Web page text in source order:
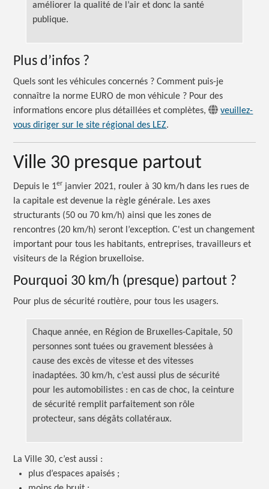
améliorer la qualité de l’air et donc la santé
publique.
Plus d’infos ?
Quels sont les véhicules concernés ? Comment puis-je
connaître la norme EURO de monvéhicule ? Pour des
informations encore plus détaillées et complètes,
veuillez-
vous diriger sur le site régional des LEZ.
Ville 30 presque partout
Depuis le 1er janvier 2021, rouler à 30 km/h dans les rues de
la capitale est devenue la règle générale. Les axes
structurants (50 ou 70 km/h) ainsi que les zones de
rencontres (20 km/h) seront l’exception. C'est un changement
important pour tous les habitants, entreprises, travailleurs et
visiteurs de la Région bruxelloise.
Pourquoi 30 km/h (presque) partout ?
Pour plus de sécurité routière, pour tous les usagers.
Chaque année, en Région de Bruxelles-Capitale, 50
personnes sont tuées ou gravement blessées à
cause des excès de vitesse et des vitesses
inadaptées. 30 km/h, c’est aussi plus de sécurité
pour les automobilistes : en cas de choc, la ceinture
de sécurité remplit parfaitement son rôle
protecteur, sans dégâts collatéraux.
La Ville 30, c’estaussi :
plus d’espaces apaisés ;